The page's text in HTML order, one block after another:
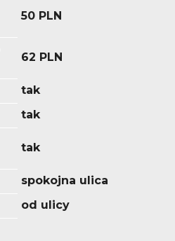
50 PLN
62 PLN
tak
tak
tak
spokojna ulica
od ulicy